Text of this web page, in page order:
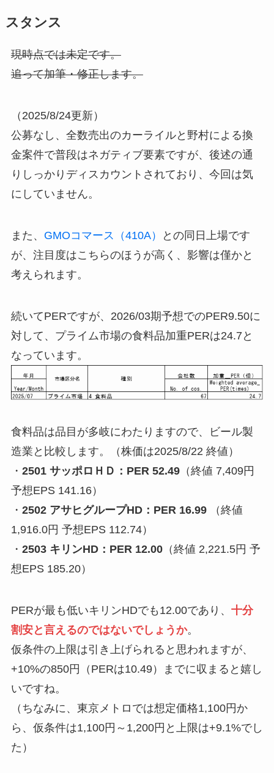
スタンス
現時点では未定です。
追って加筆・修正します。
（2025/8/24更新）
公募なし、全数売出のカーライルと野村による換
金案件で普段はネガティブ要素ですが、後述の通
りしっかりディスカウントされており、今回は気
にしていません。
また、 GMOコマース（410A）
との同日上場です
が、注目度はこちらのほうが高く、影響は僅かと
考えられます。
続いてPERですが、2026/03期予想でのPER9.50に
対して、プライム市場の食料品加重PERは24.7と
なっています。
食料品は品目が多岐にわたりますので、ビール製
造業と比較します。（株価は2025/8/22 終値）
・ 2501 サッポロＨＤ：PER 52.49（終値 7,409円
予想EPS 141.16）
・ 2502 アサヒグループHD：PER 16.99（終値
1,916.0円 予想EPS 112.74）
・ 2503 キリンHD：PER 12.00（終値 2,221.5円 予
想EPS 185.20）
PERが最も低いキリンHDでも12.00であり、 十分
割安と言えるのではないでしょうか。
仮条件の上限は引き上げられると思われますが、
+10%の850円（PERは10.49）までに収まると嬉し
いですね。
（ちなみに、東京メトロでは想定価格1,100円か
ら、仮条件は1,100円～1,200円と上限は+9.1%でし
た）